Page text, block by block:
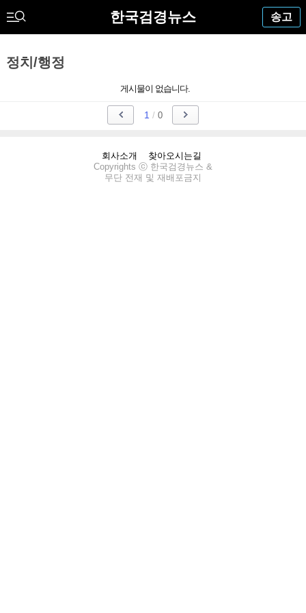
한국검경뉴스 송고
정치/행정
게시물이 없습니다.
1 /0
회사소개
찾아오시는길
Copyrights ⓒ 한국검경뉴스 &
무단 전재 및 재배포금지